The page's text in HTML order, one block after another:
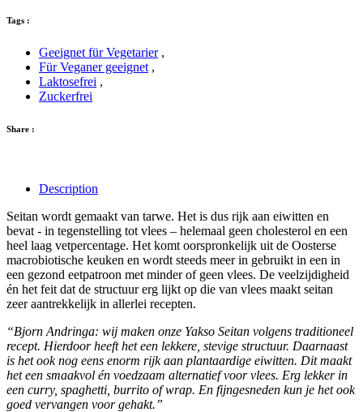
Tags :
Geeignet für Vegetarier,
Für Veganer geeignet ,
Laktosefrei ,
Zuckerfrei
Share :
Description
Seitan wordt gemaakt van tarwe. Het is dus rijk aan eiwitten en
bevat - in tegenstelling tot vlees – helemaal geen cholesterol en een
heel laag vetpercentage. Het komt oorspronkelijk uit de Oosterse
macrobiotische keuken en wordt steeds meer in gebruikt in een in
een gezond eetpatroon met minder of geen vlees. De veelzijdigheid
én het feit dat de structuur erg lijkt op die van vlees maakt seitan
zeer aantrekkelijk in allerlei recepten.
“Bjorn Andringa: wij maken onze Yakso Seitan volgens traditioneel
recept. Hierdoor heeft het een lekkere, stevige structuur. Daarnaast
is het ook nog eens enorm rijk aan plantaardige eiwitten. Dit maakt
het een smaakvol én voedzaam alternatief voor vlees. Erg lekker in
een curry, spaghetti, burrito of wrap. En fijngesneden kun je het ook
goed vervangen voor gehakt.”